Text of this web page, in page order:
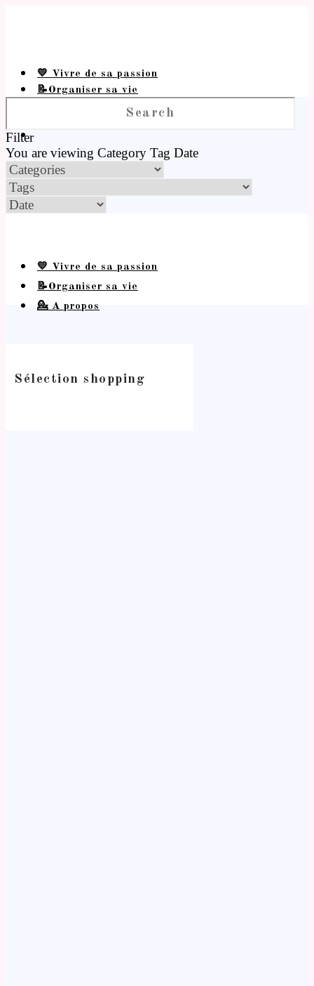
💛 Vivre de sa passion
📝Organiser sa vie
Filter
You are viewing Category Tag Date
💛 Vivre de sa passion
📝Organiser sa vie
💁 A propos
Sélection shopping